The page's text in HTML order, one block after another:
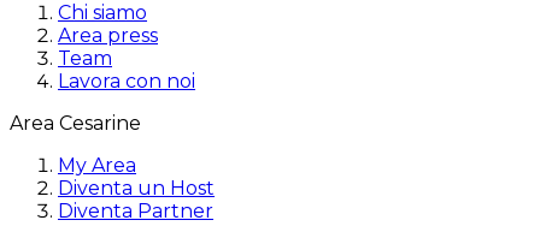
Chi siamo
Area press
Team
Lavora con noi
Area Cesarine
My Area
Diventa un Host
Diventa Partner